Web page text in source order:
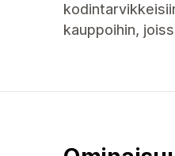
kauppoihin,